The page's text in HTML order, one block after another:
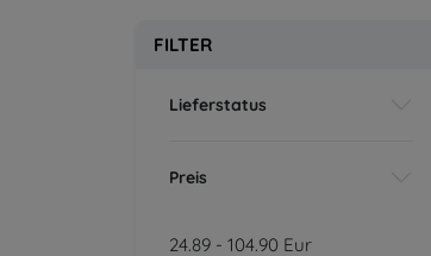
FILTER
Lieferstatus
Preis
24.89 - 104.90 Eur